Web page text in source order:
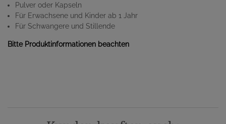
Pulver oder Kapseln
Für Erwachsene und Kinder ab 1 Jahr
Für Schwangere und Stillende
Bitte Produktinformationen beachten